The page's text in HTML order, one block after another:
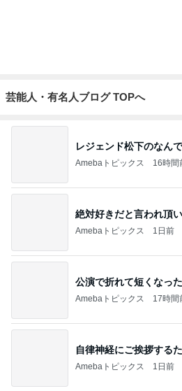
芸能人・有名人ブログ TOPへ
レジェンド松下のなん
Amebaトピックス 16時間
絶対好きだと言われ頂
Amebaトピックス 1日前
公演で折れて短くなっ
Amebaトピックス 17時間
自律神経にご挨拶する
Amebaトピックス 1日前